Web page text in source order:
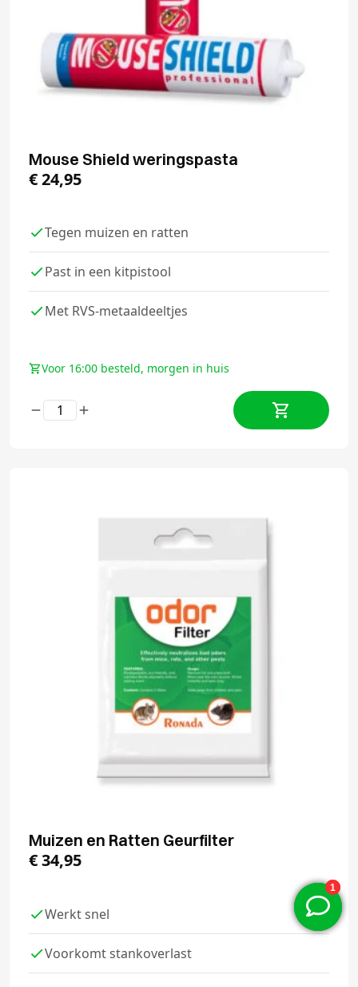
Mouse Shield weringspasta
€24,95
Tegen muizen en ratten
Past in een kitpistool
Met RVS-metaaldeeltjes
Voor 16:00 besteld, morgen in huis
Muizen en Ratten Geurfilter
€34,95
Werkt snel
Voorkomt stankoverlast